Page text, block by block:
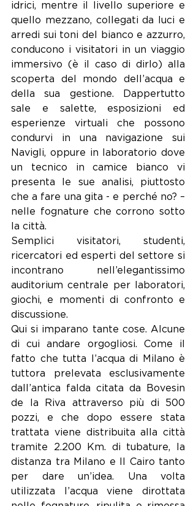
idrici, mentre il livello superiore e
quello mezzano, collegati da luci e
arredi sui toni del bianco e azzurro,
conducono i visitatori in un viaggio
immersivo (è il caso di dirlo) alla
scoperta del mondo dell’acqua e
della sua gestione. Dappertutto
sale e salette, esposizioni ed
esperienze virtuali che possono
condurvi in una navigazione sui
Navigli, oppure in laboratorio dove
un tecnico in camice bianco vi
presenta le sue analisi, piuttosto
che a fare una gita - e perché no? –
nelle fognature che corrono sotto
la città.
Semplici visitatori, studenti,
ricercatori ed esperti del settore si
incontrano nell’elegantissimo
auditorium centrale per laboratori,
giochi, e momenti di confronto e
discussione.
Qui si imparano tante cose. Alcune
di cui andare orgogliosi. Come il
fatto che tutta l’acqua di Milano è
tuttora prelevata esclusivamente
dall’antica falda citata da Bovesin
de la Riva attraverso più di 500
pozzi, e che dopo essere stata
trattata viene distribuita alla città
tramite 2.200 Km. di tubature, la
distanza tra Milano e Il Cairo tanto
per dare un’idea. Una volta
utilizzata l’acqua viene dirottata